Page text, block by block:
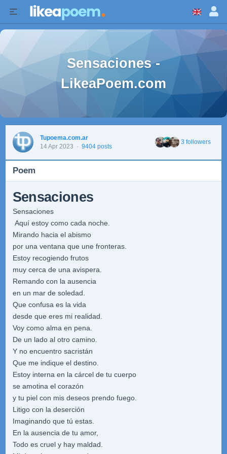
Sensaciones -
LikeaPoem.com
Tupoema.com.ar
14 Apr 2023 · 9404 posts
3 followers
Poem
Sensaciones
Sensaciones
Aquí estoy como cada noche.
Mirando hacia el abismo
por una ventana que une fronteras.
Estoy recogiendo frutos
muy cerca de una avispera.
Remando con la ausencia
en un mar de soledad.
Que confusa es la vida
desde que eres mi realidad.
Voy como alma en pena.
De un lado al otro camino.
Y no encuentro sacristán
Que me indique el destino.
Estoy interna en la cárcel de tu cuerpo
se amotina el corazón
y tu piel con mis deseos prendo fuego.
Litigo con la deserción
Imaginando que tú estas.
En la ausencia de tu amor,
Todo es cruel y hay maldad.